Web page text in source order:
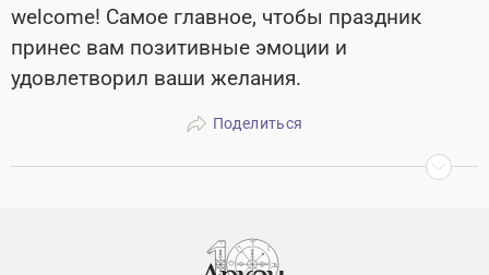
welcome! Самое главное, чтобы праздник
принес вам позитивные эмоции и
удовлетворил ваши желания.
Поделиться